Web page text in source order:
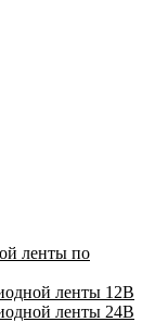
ленты по
ленты 12В
ленты 24В